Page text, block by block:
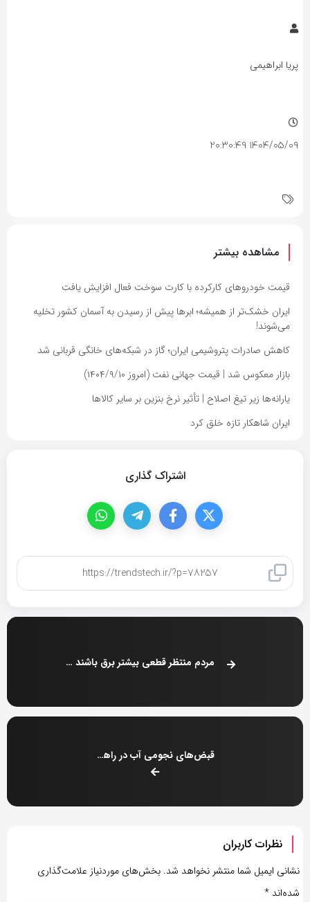
پریا ابراهیمی
۱۴۰۴/۰۵/۰۹ ۲۰:۳۰:۴۹
مشاهده بیشتر
قیمت خودروهای کارکرده با کارت سوخت فعال افزایش یافت
ایران خشک‌تر از همیشه؛ ابرها پیش از رسیدن به آسمان کشور تخلیه
می‌شوند!
کاهش صادرات پتروشیمی ایران؛ گاز در شبکه‌های خانگی قربانی شد
بازار معکوس شد | قیمت جهانی نفت (امروز ۱۴۰۴/۹/۱۰)
یارانه‌ها زیر تیغ اصلاح | تأثیر نرخ بنزین بر سایر کالاها
ایران شاهکار تازه خلق کرد
اشتراک گذاری
کپی لینک
مردم منتظر قطعی بیشتر برق باشند ؛ مجبوریم !
قبض‌های نجومی آب در راهند !
نظرات کاربران
نشانی ایمیل شما منتشر نخواهد شد. بخش‌های موردنیاز علامت‌گذاری
شده‌اند *